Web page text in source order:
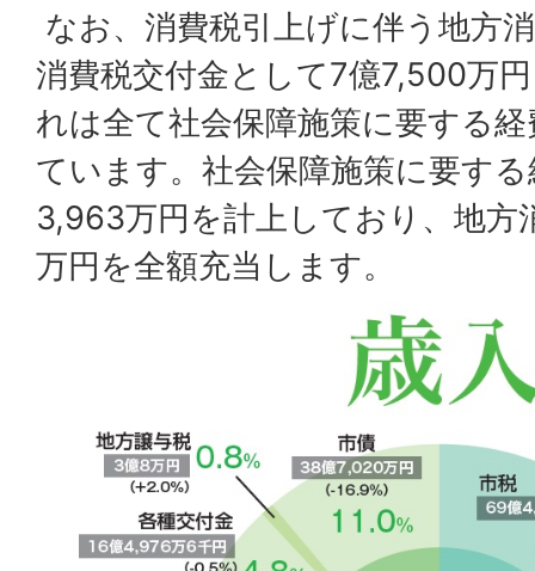
なお、消費税引上げに伴う地方
消費税交付金として7億7,500万
れは全て社会保障施策に要する
ています。社会保障施策に要す
3,963万円を計上しており、地方
万円を全額充当します。